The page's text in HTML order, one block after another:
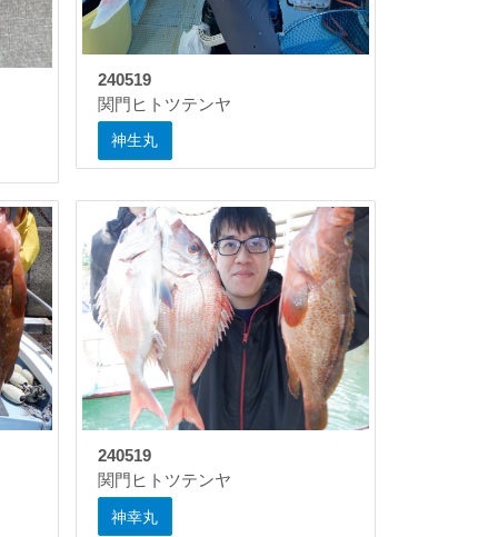
240519
関門ヒトツテンヤ
神生丸
240519
関門ヒトツテンヤ
神幸丸